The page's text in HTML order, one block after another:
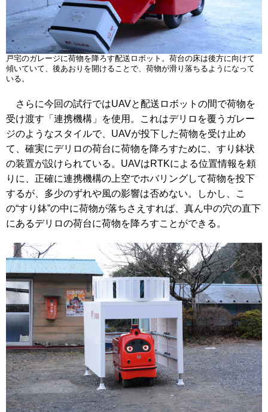
戸宅のガレージに荷物を降ろす配送ロボット。荷台の床は後方に向けて
傾いていて、後あおりを開けることで、荷物が滑り落ちるようになって
いる。
さらに今回の試行ではUAVと配送ロボットの間で荷物を
受け渡す「連携機構」を使用。これはデリロを覆うガレー
ジのようなスタイルで、UAVが投下した荷物を受け止め
て、確実にデリロの荷台に荷物を降ろすために、すり鉢状
の装置が設けられている。UAVはRTKによる位置情報を頼
りに、正確に連携機構の上空でホバリングして荷物を投下
するが、多少のずれや風の影響は否めない。しかし、こ
の“すり鉢”の中に荷物が落ちさえすれば、真ん中の穴の直下
にあるデリロの荷台に荷物を降ろすことができる。